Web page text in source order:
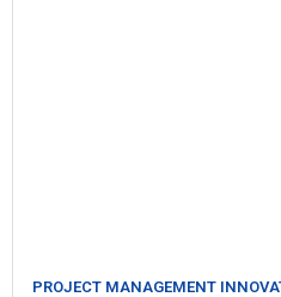
PROJECT MANAGEMENT